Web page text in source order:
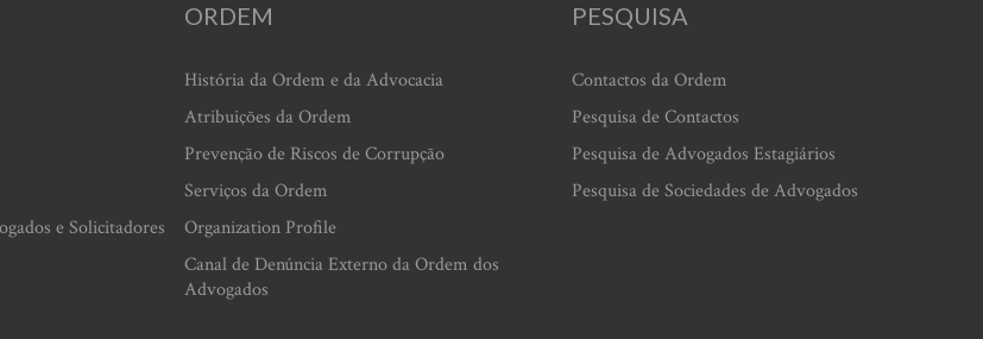
e Solicitadores
ORDEM
História da Ordem e da Advocacia
Atribuições da Ordem
Prevenção de Riscos de Corrupção
Serviços da Ordem
Organization Profile
Canal de Denúncia Externo da Ordem dos
Advogados
PESQUISA
Contactos da Ordem
Pesquisa de Contactos
Pesquisa de Advogados Estagiários
Pesquisa de Sociedades de Advogados